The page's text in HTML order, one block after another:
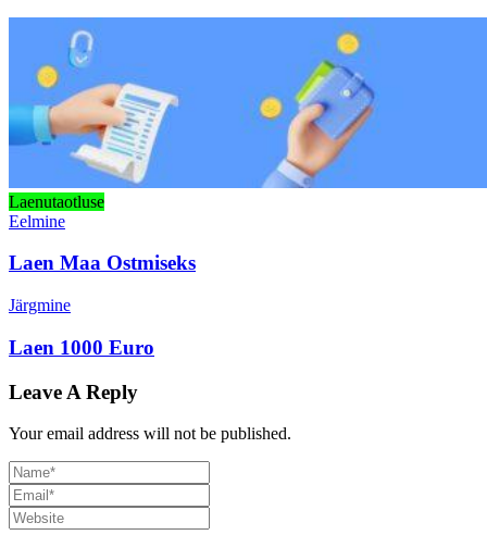
Laenutaotluse
Eelmine
Laen Maa Ostmiseks
Järgmine
Laen 1000 Euro
Leave A Reply
Your email address will not be published.